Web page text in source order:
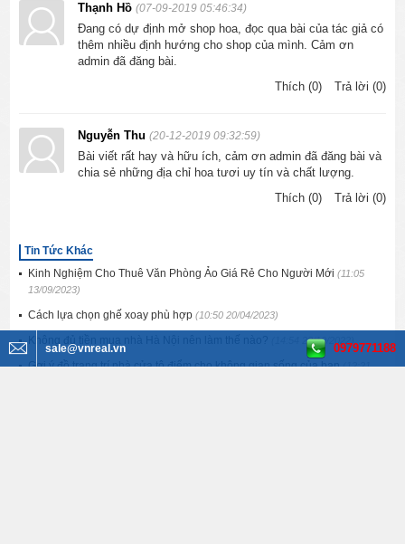
Thạnh Hồ(07-09-2019 05:46:34)
Đang có dự định mở shop hoa, đọc qua bài của tác giả có
thêm nhiều định hướng cho shop của mình. Cảm ơn
admin đã đăng bài.
Thích (0)
Trả lời (0)
Nguyễn Thu(20-12-2019 09:32:59)
Bài viết rất hay và hữu ích, cảm ơn admin đã đăng bài và
chia sẻ những địa chỉ hoa tươi uy tín và chất lượng.
Thích (0)
Trả lời (0)
Tin Tức Khác
Kinh Nghiệm Cho Thuê Văn Phòng Ảo Giá Rẻ Cho Người Mới(11:05
13/09/2023)
Cách lựa chọn ghế xoay phù hợp(10:50 20/04/2023)
(14:54 28/10/2022)
Gợi ý đồ trang trí nhà cửa tô điểm cho không gian sống của bạn(12:21
sale@vnreal.vn 0979771188